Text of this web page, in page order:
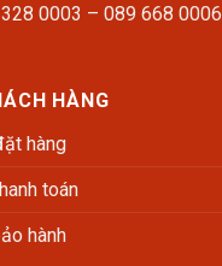
0003 – 089 668 0006
HÀNG
hàng
toán
hành